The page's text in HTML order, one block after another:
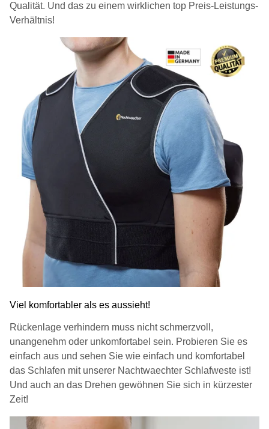
Qualität. Und das zu einem wirklichen top Preis-Leistungs-
Verhältnis!
Viel komfortabler als es aussieht!
Rückenlage verhindern muss nicht schmerzvoll,
unangenehm oder unkomfortabel sein. Probieren Sie es
einfach aus und sehen Sie wie einfach und komfortabel
das Schlafen mit unserer Nachtwaechter Schlafweste ist!
Und auch an das Drehen gewöhnen Sie sich in kürzester
Zeit!